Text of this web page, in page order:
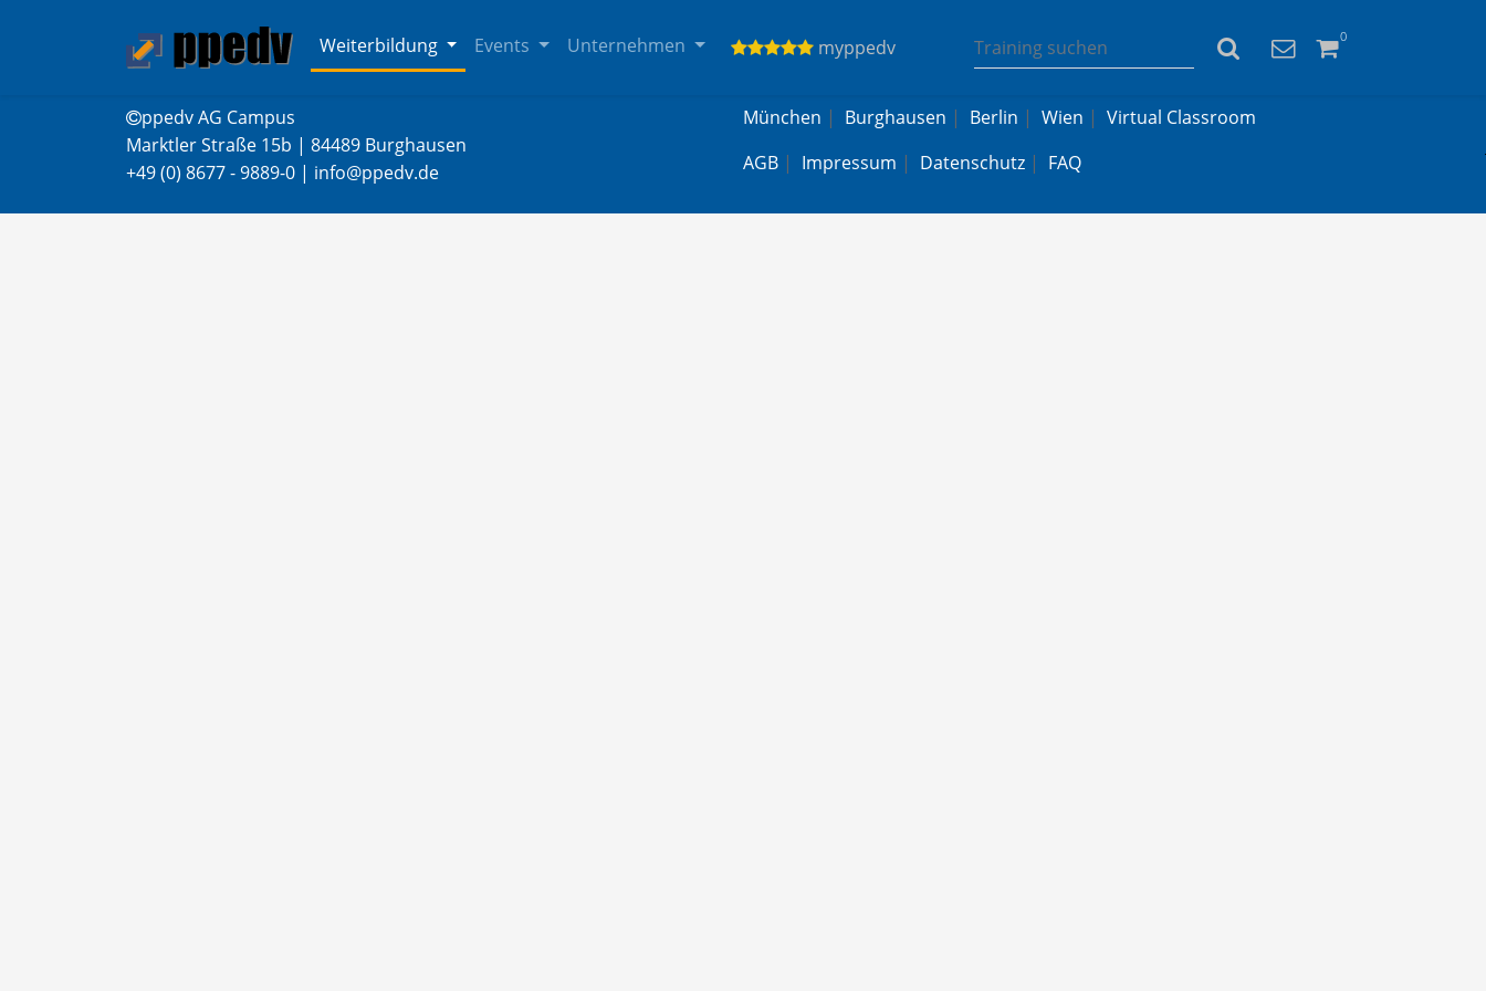
Weiterbildung Events Unternehmen myppedv 0
ppedv AG Campus
Marktler Straße 15b | 84489 Burghausen
+49 (0) 8677 - 9889-0 | info@ppedv.de
München | Burghausen | Berlin | Wien | Virtual Classroom
AGB| Impressum | Datenschutz| FAQ